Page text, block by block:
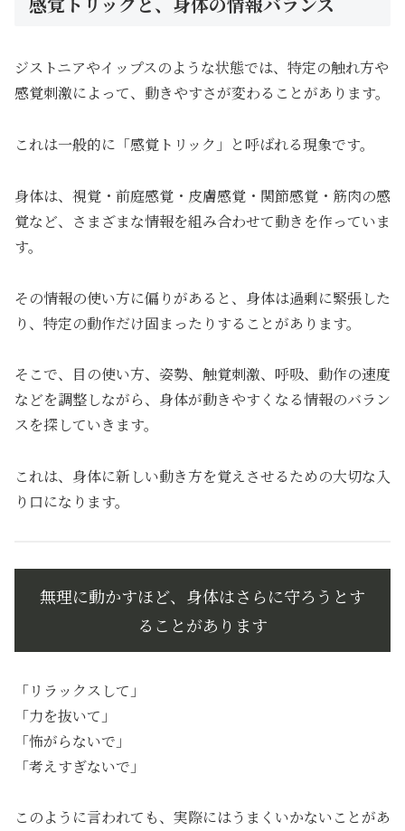
ジストニアやイップスのような状態では、特定の触れ方や
感覚刺激によって、動きやすさが変わることがあります。
これは一般的に「感覚トリック」と呼ばれる現象です。
身体は、視覚・前庭感覚・皮膚感覚・関節感覚・筋肉の感
覚など、さまざまな情報を組み合わせて動きを作っていま
す。
その情報の使い方に偏りがあると、身体は過剰に緊張した
り、特定の動作だけ固まったりすることがあります。
そこで、目の使い方、姿勢、触覚刺激、呼吸、動作の速度
などを調整しながら、身体が動きやすくなる情報のバラン
スを探していきます。
これは、身体に新しい動き方を覚えさせるための大切な入
り口になります。
無理に動かすほど、身体はさらに守ろうとす
ることがあります
「リラックスして」
「力を抜いて」
「怖がらないで」
「考えすぎないで」
このように言われても、実際にはうまくいかないことがあ